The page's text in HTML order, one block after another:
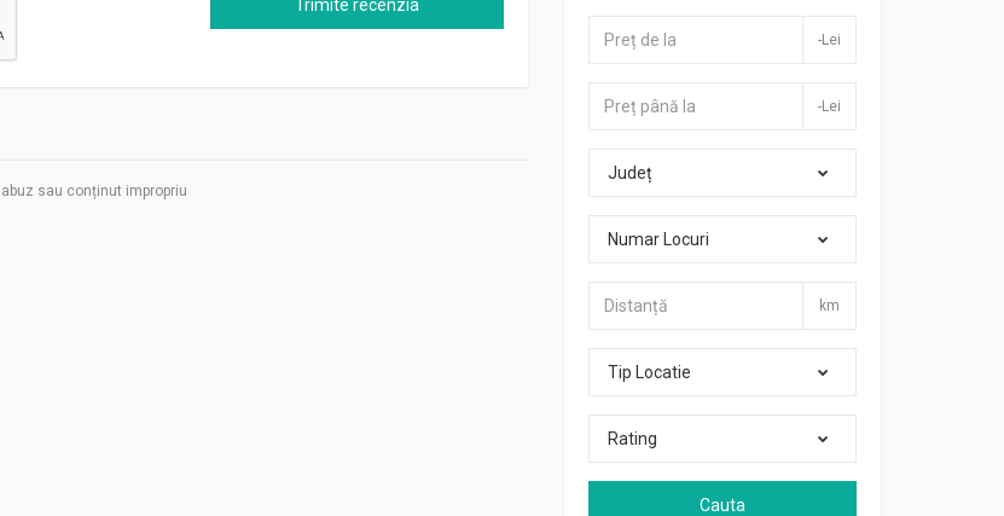
sau conținut impropriu
-Lei
-Lei
Județ
Numar Locuri
km
Tip Locatie
Rating
Cauta